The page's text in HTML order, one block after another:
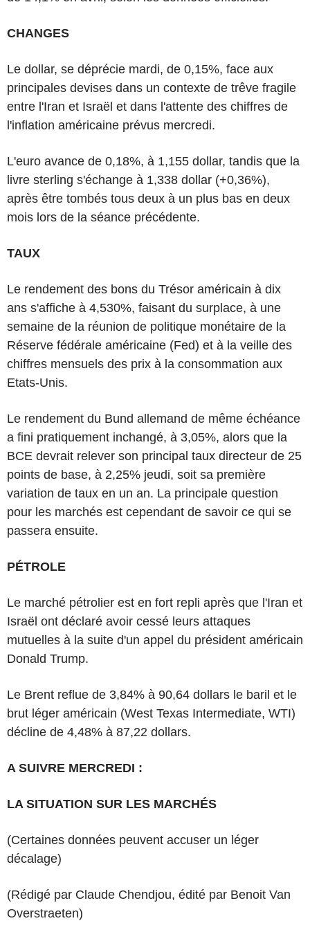
CHANGES
Le dollar, se déprécie mardi, de 0,15%, face aux
principales devises dans un contexte de trêve fragile
entre l'Iran et Israël et dans l'attente des chiffres de
l'inflation américaine prévus mercredi.
L'euro avance de 0,18%, à 1,155 dollar, tandis que la
livre sterling s'échange à 1,338 dollar (+0,36%),
après être tombés tous deux à un plus bas en deux
mois lors de la séance précédente.
TAUX
Le rendement des bons du Trésor américain à dix
ans s'affiche à 4,530%, faisant du surplace, à une
semaine de la réunion de politique monétaire de la
Réserve fédérale américaine (Fed) et à la veille des
chiffres mensuels des prix à la consommation aux
Etats-Unis.
Le rendement du Bund allemand de même échéance
a fini pratiquement inchangé, à 3,05%, alors que la
BCE devrait relever son principal taux directeur de 25
points de base, à 2,25% jeudi, soit sa première
variation de taux en un an. La principale question
pour les marchés est cependant de savoir ce qui se
passera ensuite.
PÉTROLE
Le marché pétrolier est en fort repli après que l'Iran et
Israël ont déclaré avoir cessé leurs attaques
mutuelles à la suite d'un appel du président américain
Donald Trump.
Le Brent reflue de 3,84% à 90,64 dollars le baril et le
brut léger américain (West Texas Intermediate, WTI)
décline de 4,48% à 87,22 dollars.
A SUIVRE MERCREDI :
LA SITUATION SUR LES MARCHÉS
(Certaines données peuvent accuser un léger
décalage)
(Rédigé par Claude Chendjou, édité par Benoit Van
Overstraeten)